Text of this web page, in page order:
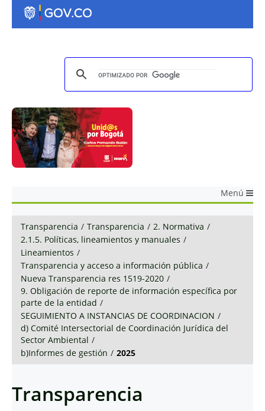
Menú
Transparencia / Transparencia / 2. Normativa /
2.1.5. Políticas, lineamientos y manuales /
Lineamientos /
Transparencia y acceso a información pública /
Nueva Transparencia res 1519-2020 /
9. Obligación de reporte de información específica por
parte de la entidad /
SEGUIMIENTO A INSTANCIAS DE COORDINACION /
d) Comité Intersectorial de Coordinación Jurídica del
Sector Ambiental /
b)Informes de gestión / 2025
Transparencia